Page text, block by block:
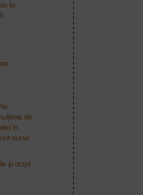
la
de
în
surse
și acizii